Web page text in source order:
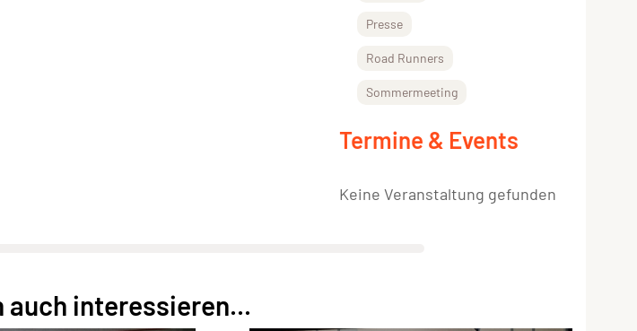
Presse
Road Runners
Sommermeeting
Termine & Events
Keine Veranstaltung gefunden
auch interessieren...